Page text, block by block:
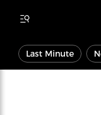
Last Minute